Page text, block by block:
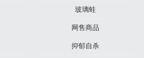
玻璃蛙
网售商品
抑郁自杀